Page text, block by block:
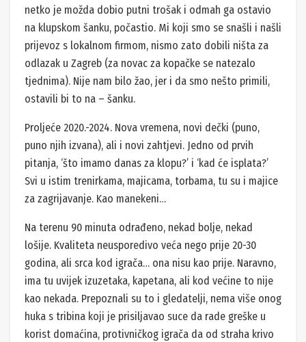
netko je možda dobio putni trošak i odmah ga ostavio
na klupskom šanku, počastio. Mi koji smo se snašli i našli
prijevoz s lokalnom firmom, nismo zato dobili ništa za
odlazak u Zagreb (za novac za kopačke se natezalo
tjednima). Nije nam bilo žao, jer i da smo nešto primili,
ostavili bi to na – šanku.
Proljeće 2020.-2024. Nova vremena, novi dečki (puno,
puno njih izvana), ali i novi zahtjevi. Jedno od prvih
pitanja, ‘što imamo danas za klopu?’ i ‘kad će isplata?’
Svi u istim trenirkama, majicama, torbama, tu su i majice
za zagrijavanje. Kao manekeni…
Na terenu 90 minuta odrađeno, nekad bolje, nekad
lošije. Kvaliteta neusporedivo veća nego prije 20-30
godina, ali srca kod igrača… ona nisu kao prije. Naravno,
ima tu uvijek izuzetaka, kapetana, ali kod većine to nije
kao nekada. Prepoznali su to i gledatelji, nema više onog
huka s tribina koji je prisiljavao suce da rade greške u
korist domaćina, protivničkog igrača da od straha krivo